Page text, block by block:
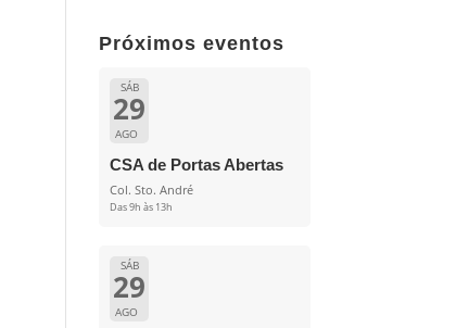
Próximos eventos
SÁB
29
AGO
CSA de Portas Abertas
Col. Sto. André
Das 9h às 13h
SÁB
29
AGO